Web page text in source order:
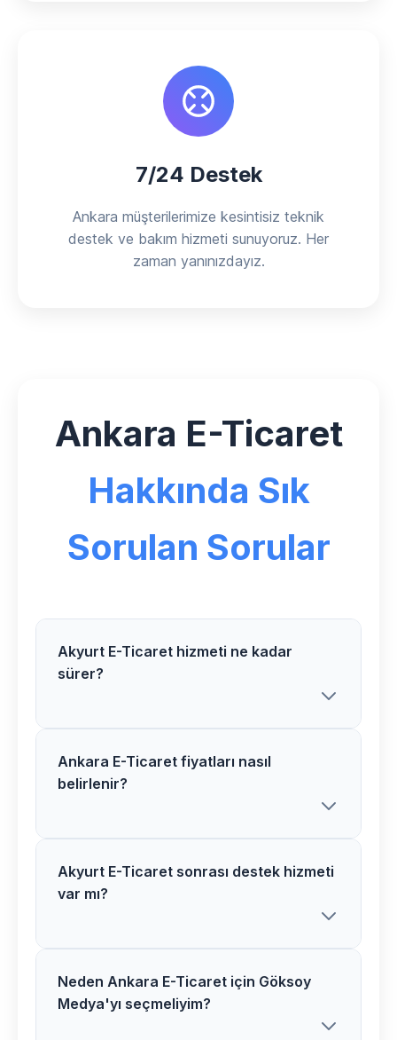
7/24 Destek
Ankara müşterilerimize kesintisiz teknik
destek ve bakım hizmeti sunuyoruz. Her
zaman yanınızdayız.
Ankara E-Ticaret
Hakkında Sık
Sorulan Sorular
Akyurt E-Ticaret hizmeti ne kadar
sürer?
Göksoy Medya olarak Akyurt
bölgesindeki E-Ticaret projelerimizi
süre değişiklik gösterebilir.
Ankara E-Ticaret fiyatları nasıl
belirlenir?
Ankara bölgesindeki E-Ticaret
fiyatlarımız proje kapsamı, özellikler ve
geçebilirsiniz.
Akyurt E-Ticaret sonrası destek hizmeti
var mı?
Evet, Akyurt bölgesindeki tüm
müşterilerimize E-Ticaret sonrası 1 yıl
Neden Ankara E-Ticaret için Göksoy
Medya'yı seçmeliyim?